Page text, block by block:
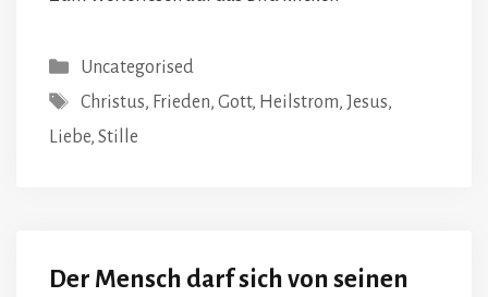
Kategorien
Uncategorised
Schlagwörter
Christus, Frieden, Gott, Heilstrom, Jesus,
Liebe, Stille
Der Mensch darf sich von seinen